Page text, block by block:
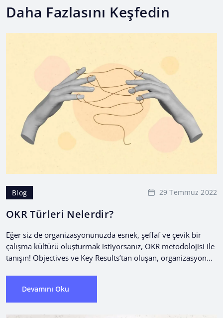
Daha Fazlasını Keşfedin
Blog 29 Temmuz 2022
OKR Türleri Nelerdir?
Eğer siz de organizasyonunuzda esnek, şeffaf ve çevik bir
çalışma kültürü oluşturmak istiyorsanız, OKR metodolojisi ile
tanışın! Objectives ve Key Results’tan oluşan, organizasyon
Devamını Oku